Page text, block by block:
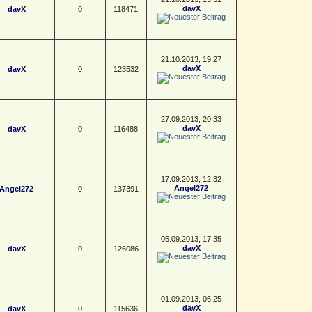
davX 0 118471
davX
davX 0 123532
21.10.2013, 19:27
davX
davX 0 116488
27.09.2013, 20:33
davX
Angel272 0 137391
17.09.2013, 12:32
Angel272
davX 0 126086
05.09.2013, 17:35
davX
davX 0 115636
01.09.2013, 06:25
davX